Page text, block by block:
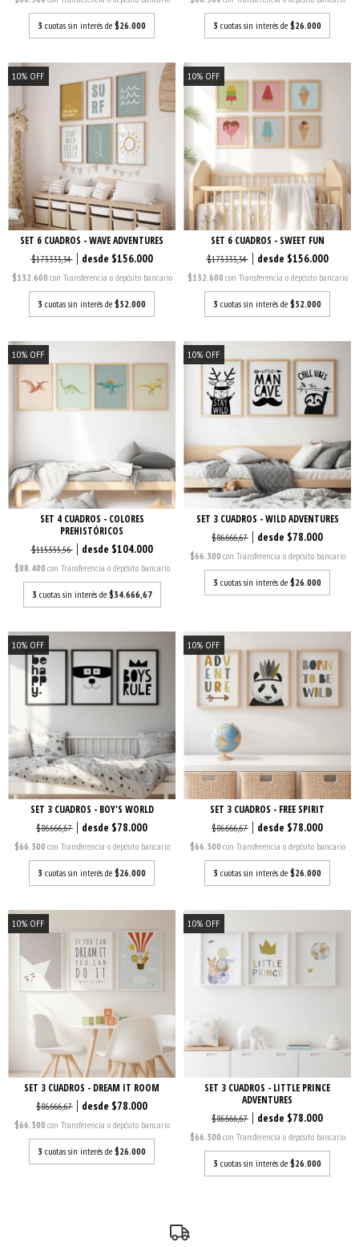
3 cuotas sin interés de $26.000 3 cuotas sin interés de $26.000
10% OFF
SET 6 CUADROS - WAVE ADVENTURES
$173.333,34 $156.000
$132.600 con Transferencia o depósito bancario
3 cuotas sin interés de $52.000
10% OFF
SET 6 CUADROS - SWEET FUN
$173.333,34 $156.000
$132.600 con Transferencia o depósito bancario
3 cuotas sin interés de $52.000
10% OFF
SET 4 CUADROS - COLORES
PREHISTÓRICOS
$115.555,56 $104.000
$88.400 con Transferencia o depósito bancario
3 cuotas sin interés de $34.666,67
10% OFF
SET 3 CUADROS - WILD ADVENTURES
$86.666,67 $78.000
$66.300 con Transferencia o depósito bancario
3 cuotas sin interés de $26.000
10% OFF
SET 3 CUADROS - BOY'S WORLD
$86.666,67 $78.000
$66.300 con Transferencia o depósito bancario
3 cuotas sin interés de $26.000
10% OFF
SET 3 CUADROS - FREE SPIRIT
$86.666,67 $78.000
$66.300 con Transferencia o depósito bancario
3 cuotas sin interés de $26.000
10% OFF
SET 3 CUADROS - DREAM IT ROOM
$86.666,67 $78.000
$66.300 con Transferencia o depósito bancario
3 cuotas sin interés de $26.000
10% OFF
SET 3 CUADROS - LITTLE PRINCE
ADVENTURES
$86.666,67 $78.000
$66.300 con Transferencia o depósito bancario
3 cuotas sin interés de $26.000